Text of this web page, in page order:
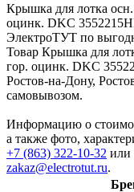
Крышка для лотка
оцинк. DKC
ЭлектроТУТ по
Товар Крышка для
гор. оцинк. DKC
Ростов-на-Дону,
самовывозом.
Информацию о
а также фото,
+7 (863) 322-10-32 или
zakaz@electrotut.ru.